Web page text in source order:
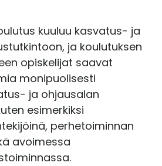
kuuluu kasvatus- ja
ja koulutuksen
opiskelijat saavat
monipuolisesti
ja ohjausalan
esimerkiksi
perhetoiminnan
avoimessa